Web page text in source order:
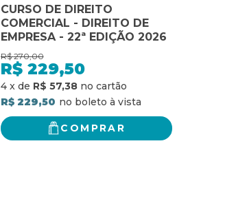
CURSO DE DIREITO
COMERCIAL - DIREITO DE
EMPRESA - 22ª EDIÇÃO 2026
R$ 270,00
R$ 229,50
4 x de R$ 57,38
R$ 229,50
COMPRAR